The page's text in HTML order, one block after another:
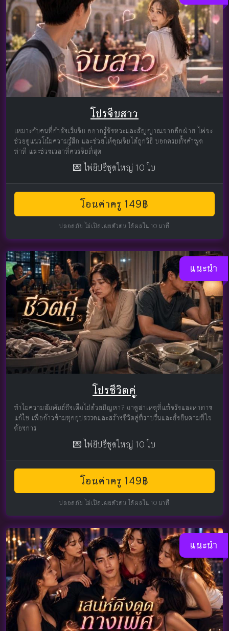
โปรจีบสาว
เหมาะกับคนที่กำลังเริ่มจีบ อยากรู้จังหวะและสัญญาณจากอีกฝ่าย ไพ่จะ
ช่วยดูแนวโน้มความรู้สึก และช่วยให้คุณจีบได้ถูกวิธี บอกครบทั้งคำพูด
ท่าที และช่วงเวลาที่ควรจีบที่สุด
💌 ไพ่ยิปซีชุดใหญ่ 10 ใบ
โอนค่าครู 149฿
ปลอดภัย ไม่เปิดเผยตัวตน ได้ผลใน 10 นาที
แนะนำ
โปรชีวิตคู่
ทำไมความสัมพันธ์ถึงเต็มไปด้วยปัญหา? มาดูสาเหตุที่แท้จริงและหาทาง
แก้ไข เพื่อก้าวข้ามทุกอุปสรรคและสร้างชีวิตคู่ที่ราบรื่นและยั่งยืนตามที่ใจ
ต้องการ
💌 ไพ่ยิปซีชุดใหญ่ 10 ใบ
โอนค่าครู 149฿
ปลอดภัย ไม่เปิดเผยตัวตน ได้ผลใน 10 นาที
แนะนำ